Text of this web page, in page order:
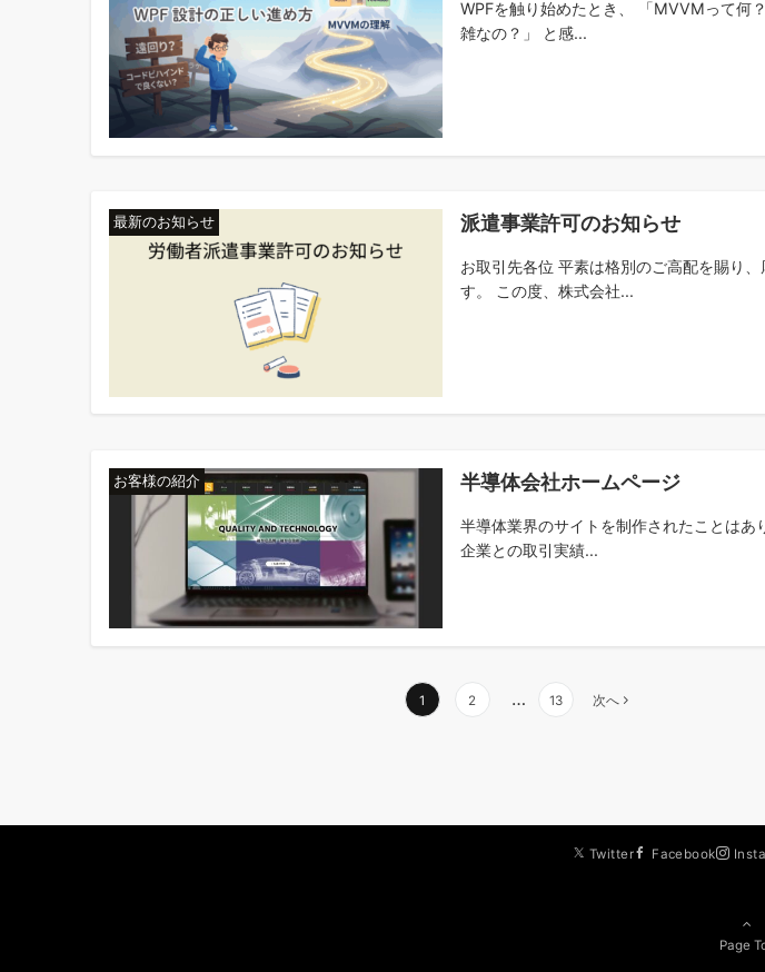
WPFを触り始めたとき、 「MVVMって何
雑なの？」 と感...
最新のお知らせ 派遣事業許可のお知らせ
お取引先各位 平素は格別のご高配を賜り、
す。 この度、株式会社...
お客様の紹介 半導体会社ホームページ
半導体業界のサイトを制作されたことはあ
企業との取引実績...
1 2 … 13 次へ
Twitter Facebook
Page